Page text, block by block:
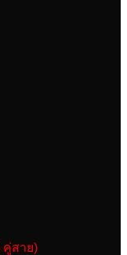
คู่สาย)